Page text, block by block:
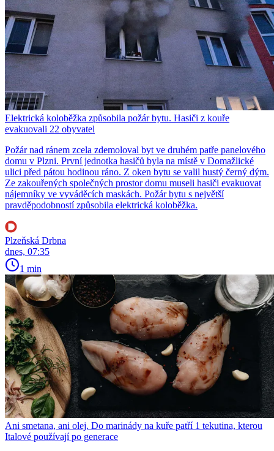
Elektrická koloběžka způsobila požár bytu. Hasiči z kouře
evakuovali 22 obyvatel
Požár nad ránem zcela zdemoloval byt ve druhém patře panelového
domu v Plzni. První jednotka hasičů byla na místě v Domažlické
ulici před pátou hodinou ráno. Z oken bytu se valil hustý černý dým.
Ze zakouřených společných prostor domu museli hasiči evakuovat
nájemníky ve vyváděcích maskách. Požár bytu s největší
pravděpodobností způsobila elektrická koloběžka.
Plzeňská Drbna
dnes, 07:35
1 min
Ani smetana, ani olej. Do marinády na kuře patří 1 tekutina, kterou
Italové používají po generace